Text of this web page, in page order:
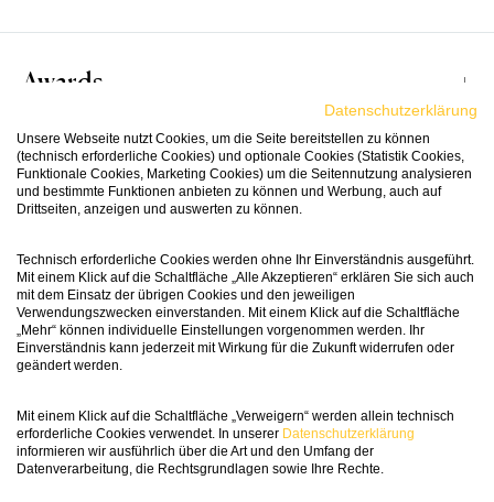
Dieser Gamay hat es in sich. Er ist Beaujolais pur,
aber mit burgundischer Finesse. Er duftet nach
Himbeeren, Kirschen und Pflaumen, nach Rauch
und etwas Bressaola. Am Gaumen ist der
‹Vortillon-Côteau’ bemerkenswert dicht und
Tanninen. Hinzu kommt eine feine, lebhafte
Mineralität, die dem Wein eine wunderbare
Frische verleiht.
Awards
94
Wine in
Black
Die Domain Morisseau liegt im Beaujolais und
wurde im Jahr 2020 von Pierre Morisseau und Jill
Zhang gegründet, die in der Vergangenheit viele
Jahre in Jills Heimat China verbrachten – das
Weinmacher haben sich die beiden Jean-
Baptiste Bachevillier mit ins Boot geholt, der als
rising star des Beaujolais gefeiert wird. Und so
Passt Zu
Mildem Käse, feinem Braten, zartem Rindfleisch
und Geschnetzeltem. Darüber hinaus ein
glänzender Solist für gemütliche Stunden!
Vinifikation
Der Gamay stammt von 40 Jahre alten
Rebstöcken in Vortillon-Côteau, in der
Appellation Beaujolais-Villages, dessen Boden
aus rosa Granit besteht. Nach der Handlese
wurden die Trauben in der für den Beaujolais
Fact Sheet
Artikelnummer 188858
Datenschutzerklärung
Unsere Webseite nutzt Cookies, um die Seite bereitstellen zu können
(technisch erforderliche Cookies) und optionale Cookies (Statistik Cookies,
Funktionale Cookies, Marketing Cookies) um die Seitennutzung analysieren
und bestimmte Funktionen anbieten zu können und Werbung, auch auf
Drittseiten, anzeigen und auswerten zu können.
Technisch erforderliche Cookies werden ohne Ihr Einverständnis ausgeführt.
Mit einem Klick auf die Schaltfläche „Alle Akzeptieren“ erklären Sie sich auch
mit dem Einsatz der übrigen Cookies und den jeweiligen
Verwendungszwecken einverstanden. Mit einem Klick auf die Schaltfläche
„Mehr“ können individuelle Einstellungen vorgenommen werden. Ihr
Einverständnis kann jederzeit mit Wirkung für die Zukunft widerrufen oder
geändert werden.
Mit einem Klick auf die Schaltfläche „Verweigern“ werden allein technisch
erforderliche Cookies verwendet. In unserer Datenschutzerklärung
informieren wir ausführlich über die Art und den Umfang der
Datenverarbeitung, die Rechtsgrundlagen sowie Ihre Rechte.